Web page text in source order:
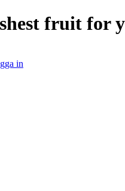
fruit for
in